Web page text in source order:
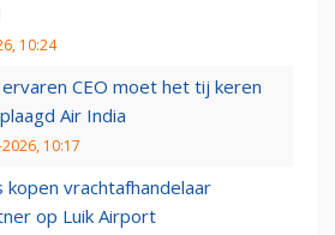
10:24
CEO moet het tij keren
Air India
10:17
kopen vrachtafhandelaar
op Luik Airport